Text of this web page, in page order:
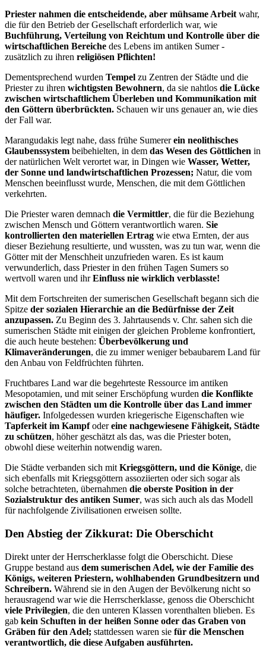
Priester nahmen die entscheidende, aber mühsame Arbeit wahr,
die für den Betrieb der Gesellschaft erforderlich war, wie
Buchführung, Verteilung von Reichtum und Kontrolle über die
wirtschaftlichen Bereiche des Lebens im antiken Sumer -
zusätzlich zu ihren religiösen Pflichten!
Dementsprechend wurden Tempel zu Zentren der Städte und die
Priester zu ihren wichtigsten Bewohnern, da sie nahtlos die Lücke
zwischen wirtschaftlichem Überleben und Kommunikation mit
den Göttern überbrückten. Schauen wir uns genauer an, wie dies
der Fall war.
Marangudakis legt nahe, dass frühe Sumererein neolithisches
Glaubenssystem beibehielten, in dem das Wesen des Göttlichen in
der natürlichen Welt verortet war, in Dingen wie Wasser, Wetter,
der Sonne und landwirtschaftlichen Prozessen; Natur, die vom
Menschen beeinflusst wurde, Menschen, die mit dem Göttlichen
verkehrten.
Die Priester waren demnach die Vermittler, die für die Beziehung
zwischen Mensch und Göttern verantwortlich waren. Sie
kontrollierten den materiellen Ertrag wie etwa Ernten, der aus
dieser Beziehung resultierte, und wussten, was zu tun war, wenn die
Götter mit der Menschheit unzufrieden waren. Es ist kaum
verwunderlich, dass Priester in den frühen Tagen Sumers so
wertvoll waren und ihrEinfluss nie wirklich verblasste!
Mit dem Fortschreiten der sumerischen Gesellschaft begann sich die
Spitze der sozialen Hierarchie an die Bedürfnisse der Zeit
anzupassen. Zu Beginn des 3. Jahrtausends v. Chr. sahen sich die
sumerischen Städte mit einigen der gleichen Probleme konfrontiert,
die auch heute bestehen: Überbevölkerung und
Klimaveränderungen, die zu immer weniger bebaubarem Land für
den Anbau von Feldfrüchten führten.
Fruchtbares Land war die begehrteste Ressource im antiken
Mesopotamien, und mit seiner Erschöpfung wurden die Konflikte
zwischen den Städten um die Kontrolle über das Land immer
häufiger. Infolgedessen wurden kriegerische Eigenschaften wie
Tapferkeit im Kampfodereine nachgewiesene Fähigkeit, Städte
zu schützen, höher geschätzt als das, was die Priester boten,
obwohl diese weiterhin notwendig waren.
Die Städte verbanden sich mit Kriegsgöttern, und die Könige, die
sich ebenfalls mit Kriegsgöttern assoziierten oder sich sogar als
solche betrachteten, übernahmen die oberste Position in der
Sozialstruktur des antiken Sumer, was sich auch als das Modell
für nachfolgende Zivilisationen erweisen sollte.
Den Abstieg der Zikkurat: Die Oberschicht
Direkt unter der Herrscherklasse folgt die Oberschicht. Diese
Gruppe bestand aus dem sumerischen Adel, wie der Familie des
Königs, weiteren Priestern, wohlhabenden Grundbesitzern und
Schreibern. Während sie in den Augen der Bevölkerung nicht so
herausragend war wie die Herrscherklasse, genoss die Oberschicht
viele Privilegien, die den unteren Klassen vorenthalten blieben. Es
gab kein Schuften in der heißen Sonne oder das Graben von
Gräben für den Adel; stattdessen waren sie für die Menschen
verantwortlich, die diese Aufgaben ausführten.